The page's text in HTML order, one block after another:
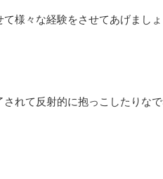
様々な経験をさせてあげましょ
れて反射的に抱っこしたりな